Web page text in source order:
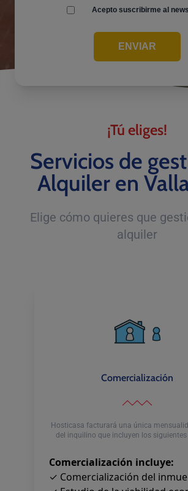
Acepto suscribirme al
ENVIAR
¡Tú eliges!
Servicios de
Alquiler en
Elige cómo quieres que
alquiler
Comercialización
Hosticasa facturará una única
del inquilino que incluyen los siguientes
Comercialización incluye:
✓ Comercialización del